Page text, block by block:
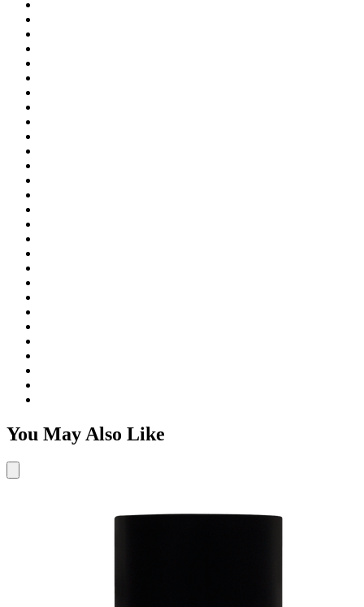
You May Also Like